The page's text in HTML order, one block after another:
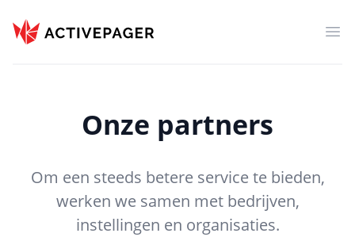
ActivePager
Onze partners
Om een steeds betere service te bieden,
werken we samen met bedrijven,
instellingen en organisaties.